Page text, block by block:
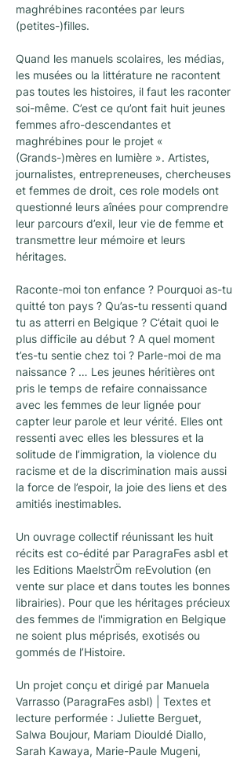
maghrébines racontées par leurs
(petites-)filles.
Quand les manuels scolaires, les médias,
les musées ou la littérature ne racontent
pas toutes les histoires, il faut les raconter
soi-même. C’est ce qu’ont fait huit jeunes
femmes afro-descendantes et
maghrébines pour le projet «
(Grands-)mères en lumière ». Artistes,
journalistes, entrepreneuses, chercheuses
et femmes de droit, ces role models ont
questionné leurs aînées pour comprendre
leur parcours d’exil, leur vie de femme et
transmettre leur mémoire et leurs
héritages.
Raconte-moi ton enfance ? Pourquoi as-tu
quitté ton pays ? Qu’as-tu ressenti quand
tu as atterri en Belgique ? C’était quoi le
plus difficile au début ? A quel moment
t’es-tu sentie chez toi ? Parle-moi de ma
naissance ? … Les jeunes héritières ont
pris le temps de refaire connaissance
avec les femmes de leur lignée pour
capter leur parole et leur vérité. Elles ont
ressenti avec elles les blessures et la
solitude de l’immigration, la violence du
racisme et de la discrimination mais aussi
la force de l’espoir, la joie des liens et des
amitiés inestimables.
Un ouvrage collectif réunissant les huit
récits est co-édité par ParagraFes asbl et
les Editions MaelstrÖm reEvolution (en
vente sur place et dans toutes les bonnes
librairies). Pour que les héritages précieux
des femmes de l'immigration en Belgique
ne soient plus méprisés, exotisés ou
gommés de l’Histoire.
Un projet conçu et dirigé par Manuela
Varrasso (ParagraFes asbl) | Textes et
lecture performée : Juliette Berguet,
Salwa Boujour, Mariam Diouldé Diallo,
Sarah Kawaya, Marie-Paule Mugeni,